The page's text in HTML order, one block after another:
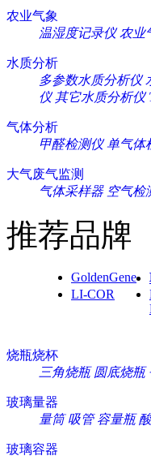
农业气象
温湿度记录仪 农业
水质分析
多参数水质分析仪
仪 其它水质分析仪
气体分析
甲醛检测仪 单气体
大气废气监测
气体采样器 空气检
推荐品牌
GoldenGene
LI-COR
烧瓶烧杯
三角烧瓶 圆底烧瓶
玻璃量器
量筒 吸管 容量瓶
玻璃容器